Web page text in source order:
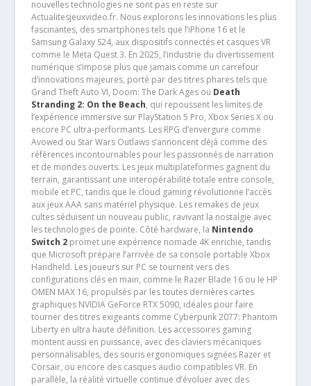
nouvelles technologies ne sont pas en reste sur
Actualitesjeuxvideo.fr. Nous explorons les innovations les plus
fascinantes, des smartphones tels que l’iPhone 16 et le
Samsung Galaxy S24, aux dispositifs connectés et casques VR
comme le Meta Quest 3. En 2025, l’industrie du divertissement
numérique s’impose plus que jamais comme un carrefour
d’innovations majeures, porté par des titres phares tels que
Grand Theft Auto VI, Doom: The Dark Ages ou Death
Stranding 2: On the Beach, qui repoussent les limites de
l’expérience immersive sur PlayStation 5 Pro, Xbox Series X ou
encore PC ultra-performants. Les RPG d’envergure comme
Avowed ou Star Wars Outlaws s’annoncent déjà comme des
références incontournables pour les passionnés de narration
et de mondes ouverts. Les jeux multiplateformes gagnent du
terrain, garantissant une interopérabilité totale entre console,
mobile et PC, tandis que le cloud gaming révolutionne l’accès
aux jeux AAA sans matériel physique. Les remakes de jeux
cultes séduisent un nouveau public, ravivant la nostalgie avec
les technologies de pointe. Côté hardware, la Nintendo
Switch 2promet une expérience nomade 4K enrichie, tandis
que Microsoft prépare l’arrivée de sa console portable Xbox
Handheld. Les joueurs sur PC se tournent vers des
configurations clés en main, comme le Razer Blade 16 ou le HP
OMEN MAX 16, propulsés par les toutes dernières cartes
graphiques NVIDIA GeForce RTX 5090, idéales pour faire
tourner des titres exigeants comme Cyberpunk 2077: Phantom
Liberty en ultra haute définition. Les accessoires gaming
montent aussi en puissance, avec des claviers mécaniques
personnalisables, des souris ergonomiques signées Razer et
Corsair, ou encore des casques audio compatibles VR. En
parallèle, la réalité virtuelle continue d’évoluer avec des